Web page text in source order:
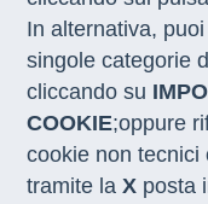
Home / Regioni /
Campania
In alternativa,
singole categorie
cliccando su
COOKIE;oppure
cookie non tecnici
tramite laX posta